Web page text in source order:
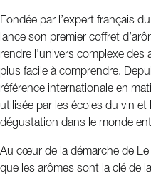
Fondée par l’expert français
lance son premier coffret
rendre l’univers complexe
plus facile à comprendre.
référence internationale en
utilisée par les écoles du vin
dégustation dans le monde
Au cœur de la démarche de
que les arômes sont la clé de